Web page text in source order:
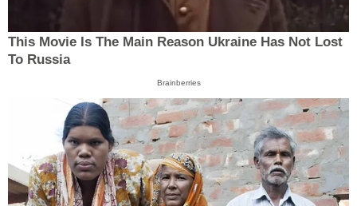
This Movie Is The Main Reason Ukraine Has Not Lost
To Russia
Brainberries